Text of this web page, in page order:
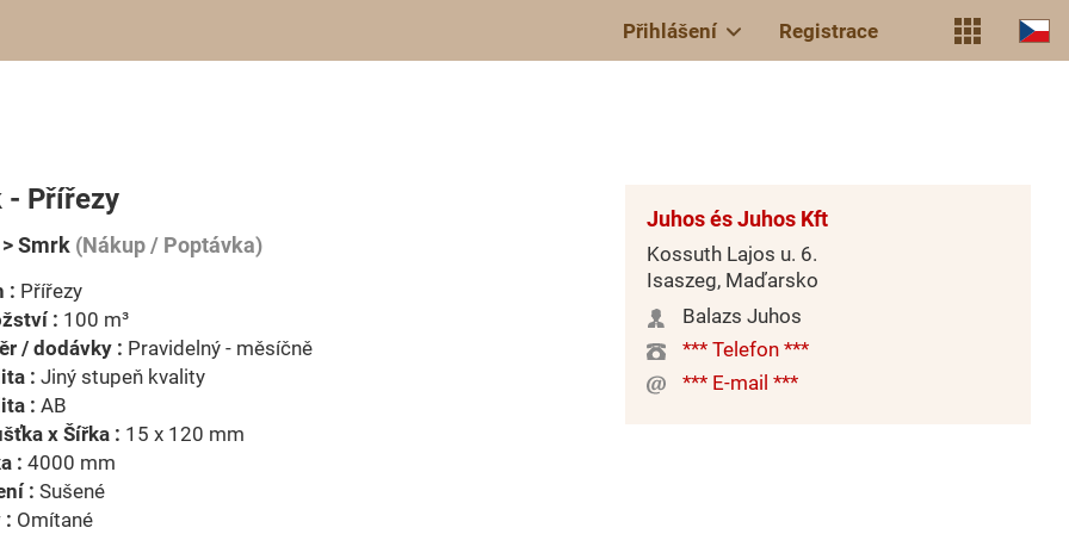
Přihlášení Registrace
- Přířezy
Smrk (Nákup / Poptávka)
: Přířezy
: 100 m³
/ dodávky : Pravidelný - měsíčně
: Jiný stupeň kvality
: AB
x Šířka : 15 x 120 mm
: 4000 mm
: Sušené
: Omítané
Juhos és Juhos Kft
Kossuth Lajos u. 6.
Isaszeg, Maďarsko
Balazs Juhos
*** Telefon ***
*** E-mail ***